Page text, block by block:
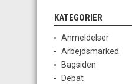
KATEGORIER
Anmeldelser
Arbejdsmarked
Bagsiden
Debat